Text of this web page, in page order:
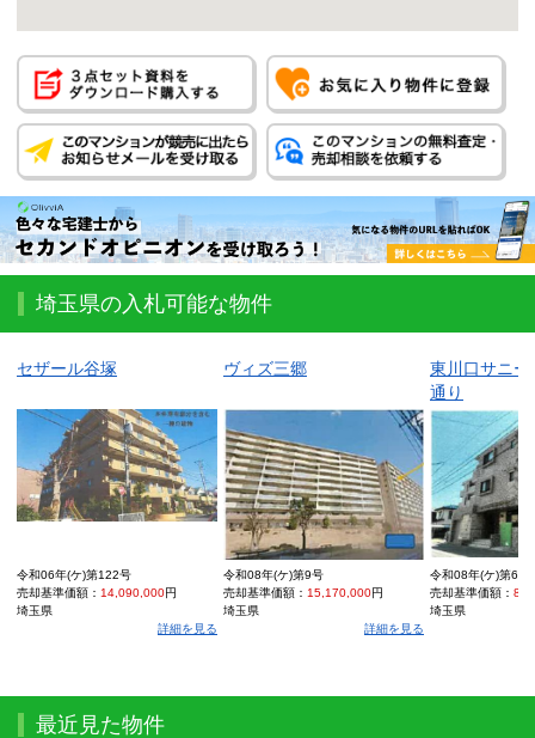
埼玉県の入札可能な物件
セザール谷塚
令和06年(ケ)第122号
売却基準価額： 14,090,000円
埼玉県
詳細を見る
ヴィズ三郷
令和08年(ケ)第9号
売却基準価額： 15,170,000円
埼玉県
詳細を見る
東川口サニ
通り
令和08年(ケ)第60
売却基準価額：
埼玉県
最近見た物件